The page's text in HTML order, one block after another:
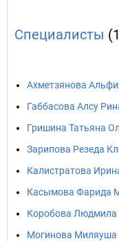
Специалисты
Ахметзянова
Габбасова Алсу
Гришина Татьяна
Зарипова Резеда
Калистратова
Касымова Фарида
Коробова Людмила
Могинова Миляуша